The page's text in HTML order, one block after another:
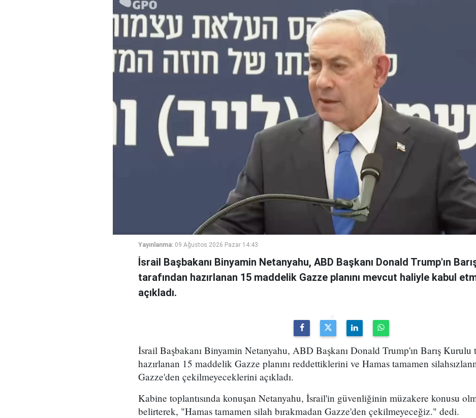
Yayınlanma: 09 Ağustos 2026 Pazar 14:43
İsrail Başbakanı Binyamin Netanyahu, ABD Başkanı Donald Trump'ın
tarafından hazırlanan 15 maddelik Gazze planını mevcut haliyle kabul
açıkladı.
İsrail Başbakanı Binyamin Netanyahu, ABD Başkanı Donald Trump'ın Barış Kurulu
hazırlanan 15 maddelik Gazze planını reddettiklerini ve Hamas tamamen
Gazze'den çekilmeyeceklerini açıkladı.
Kabine toplantısında konuşan Netanyahu, İsrail'in güvenliğinin müzakere konusu
belirterek, "Hamas tamamen silah bırakmadan Gazze'den çekilmeyeceğiz." dedi.